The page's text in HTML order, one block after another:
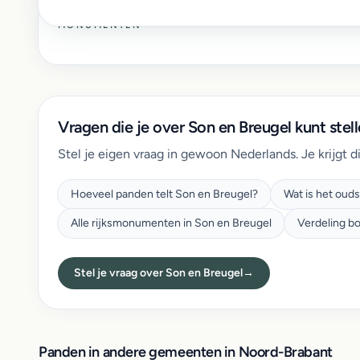
MONUMENTEN
Vragen die je over Son en Breugel kunt
Stel je eigen vraag in gewoon Nederlands. Je krijgt
Hoeveel panden telt Son en Breugel? Wat is het
Alle rijksmonumenten in Son en Breugel Verdeling
Stel je vraag over Son en Breugel→
Panden in andere gemeenten in Noord-Brabant